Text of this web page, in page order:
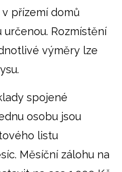
přízemí domů
Rozmístění
výměry lze
spojené
osobu jsou
listu
Měsíční zálohu na